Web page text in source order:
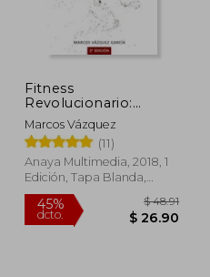
40%
dcto.
Fitness
Revolucionario:
Lecciones Ancestrales
Para una Salud Salvaje
Marcos Vázquez
(11)
Anaya Multimedia, 2018, 1
Edición, Tapa Blanda,
Nuevo